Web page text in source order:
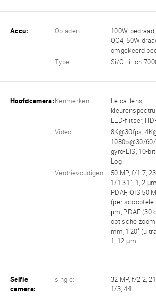
Accu: Opladen:
100W
QC4, 50W
omgekeerd
Type:
Si/C Li-ion
Hoofdcamera:Kenmerken:
Leica-lens,
LED-flitser,
Video:
8K@30fps,
1080p@30/
gyro-EIS, 10-
Log
Verdrievoudigen:
50 MP, f/1.7,
1/1.31", 1, 2
PDAF, OIS 50
µm, PDAF (30
optische zoom
mm, 120˚
1, 12 µm
Selfie
camera:
single:
32 MP, f/2.2,
1/3, 44